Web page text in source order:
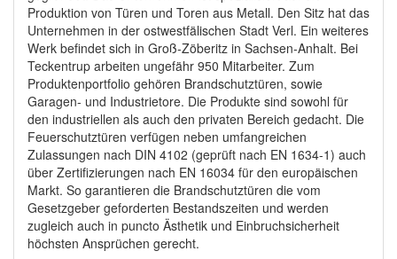
Produktion von Türen und Toren aus Metall. Den Sitz hat das
Unternehmen in der ostwestfälischen Stadt Verl. Ein weiteres
Werk befindet sich in Groß-Zöberitz in Sachsen-Anhalt. Bei
Teckentrup arbeiten ungefähr 950 Mitarbeiter. Zum
Produktenportfolio gehören Brandschutztüren, sowie
Garagen- und Industrietore. Die Produkte sind sowohl für
den industriellen als auch den privaten Bereich gedacht. Die
Feuerschutztüren verfügen neben umfangreichen
Zulassungen nach DIN 4102 (geprüft nach EN 1634-1) auch
über Zertifizierungen nach EN 16034 für den europäischen
Markt. So garantieren die Brandschutztüren die vom
Gesetzgeber geforderten Bestandszeiten und werden
zugleich auch in puncto Ästhetik und Einbruchsicherheit
höchsten Ansprüchen gerecht.